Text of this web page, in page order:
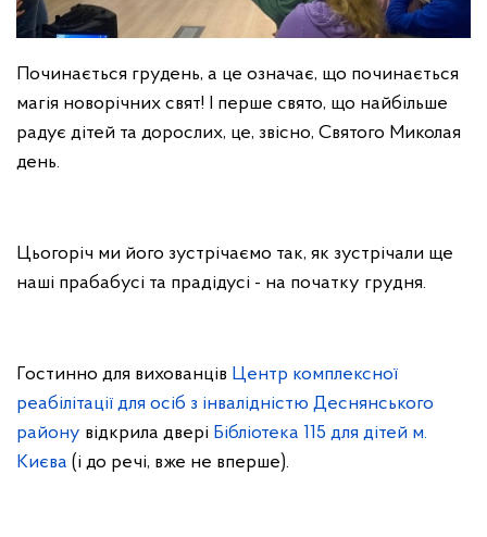
Починається грудень, а це означає, що починається
магія новорічних свят! І перше свято, що найбільше
радує дітей та дорослих, це, звісно, Святого Миколая
день.
Цьогоріч ми його зустрічаємо так, як зустрічали ще
наші прабабусі та прадідусі - на початку грудня.
Гостинно для вихованців Центр комплексної
реабілітації для осіб з інвалідністю Деснянського
району відкрила двері Бібліотека 115 для дітей м.
Києва (і до речі, вже не вперше).